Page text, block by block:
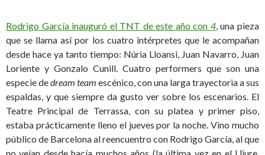
Rodrigo García inauguró el TNT de este año con 4, una pieza
que se llama así por los cuatro intérpretes que le acompañan
desde hace ya tanto tiempo: Núria Lloansi, Juan Navarro, Juan
Loriente y Gonzalo Cunill. Cuatro performers que son una
especie dedream team escénico, con una larga trayectoria a sus
espaldas, y que siempre da gusto ver sobre los escenarios. El
Teatre Principal de Terrassa, con su platea y primer piso,
estaba prácticamente lleno el jueves por la noche. Vino mucho
público de Barcelona al reencuentro con Rodrigo García, al que
no veían desde hacía muchos años (la última vez en el Lliure,